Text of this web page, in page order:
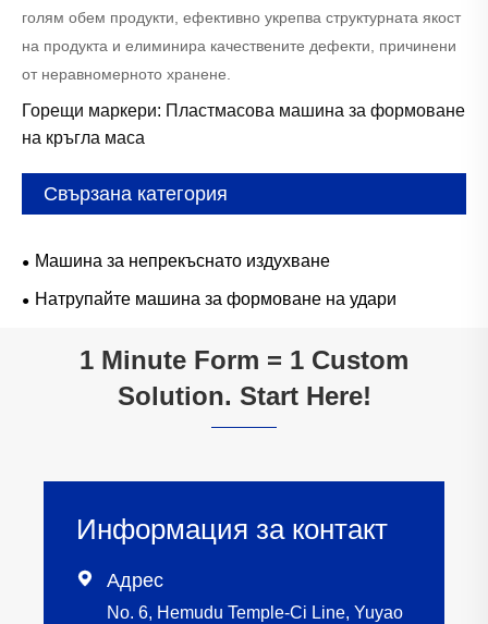
голям обем продукти, ефективно укрепва структурната якост
на продукта и елиминира качествените дефекти, причинени
от неравномерното хранене.
Горещи маркери: Пластмасова машина за формоване
на кръгла маса
Свързана категория
Машина за непрекъснато издухване
Натрупайте машина за формоване на удари
1 Minute Form = 1 Custom
Solution. Start Here!
Информация за контакт
 Адрес
No. 6, Hemudu Temple-Ci Line, Yuyao